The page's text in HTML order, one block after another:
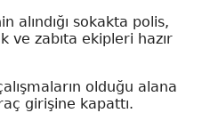
alındığı sokakta polis,
ve zabıta ekipleri hazır
olduğu alana
girişine kapattı.